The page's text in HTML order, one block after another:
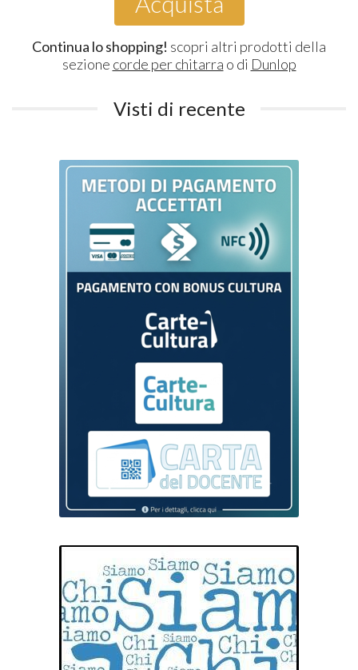
Continua lo shopping! scopri altri prodotti della
sezione corde per chitarra o di Dunlop
Visti di recente